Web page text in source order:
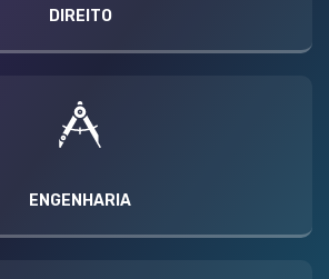
DIREITO
ENGENHARIA